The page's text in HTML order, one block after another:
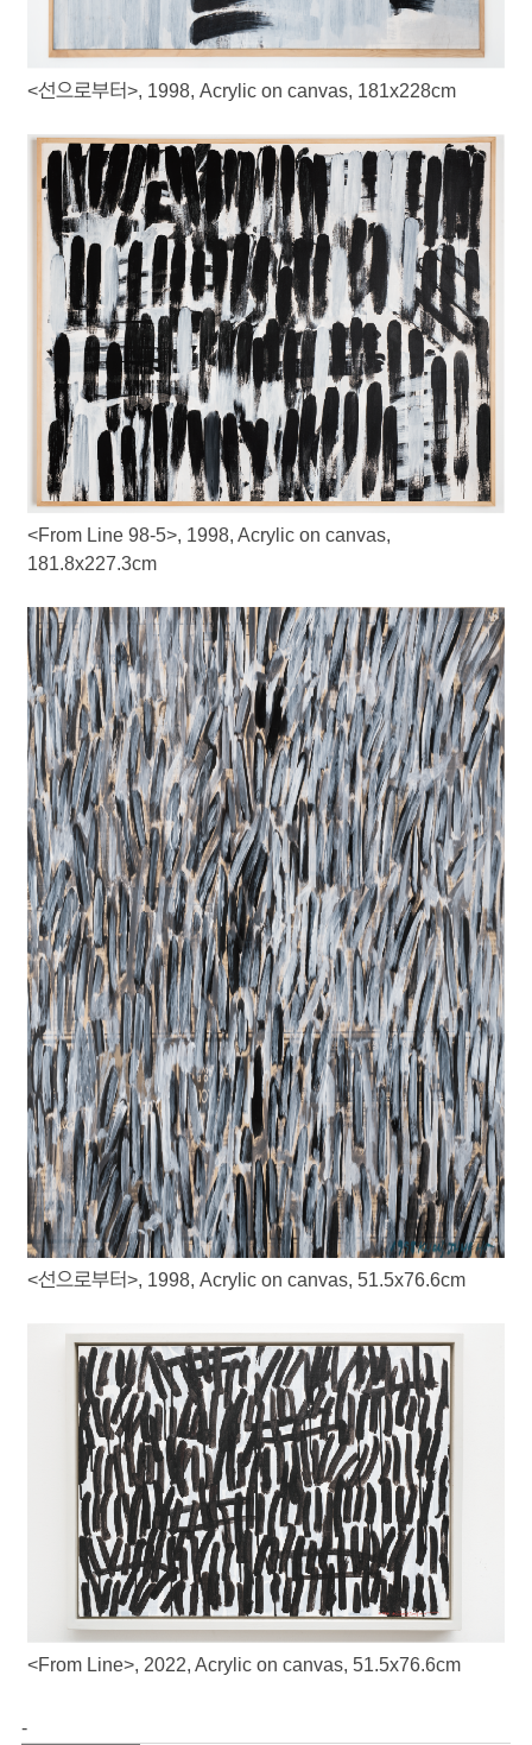
<선으로부터>, 1998, Acrylic on canvas, 181x228cm
<From Line 98-5>, 1998, Acrylic on canvas,
181.8x227.3cm
<선으로부터>, 1998, Acrylic on canvas, 51.5x76.6cm
<From Line>, 2022, Acrylic on canvas, 51.5x76.6cm
-